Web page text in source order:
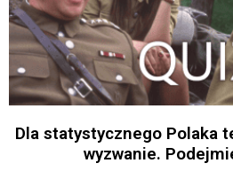
Dla statystycznego Polaka
wyzwanie.